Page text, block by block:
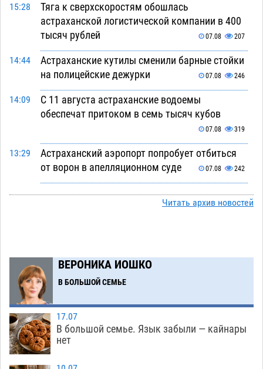
15:28
Тяга к сверхскоростям обошлась
астраханской логистической компании в 400
тысяч рублей
07.08 207
14:44
Астраханские кутилы сменили барные стойки
на полицейские дежурки
07.08 246
14:09
С 11 августа астраханские водоемы
обеспечат притоком в семь тысяч кубов
07.08 319
13:29
Астраханский аэропорт попробует отбиться
от ворон в апелляционном суде
07.08 242
12:53
Астраханские археологи откопали древнюю
07.08 449
картами
11:20
Астраханцев ждут на парковом газоне с
призами и эрмитажными котами
10:43
Астраханский суд встал на сторону МЧС в
споре за возврат униформы
10:02 На Всероссийской Спартакиаде астраханские
Читать архив новостей
ВЕРОНИКА ИОШКО
В БОЛЬШОЙ СЕМЬЕ
17.07
В большой семье. Язык забыли — кайнары
нет